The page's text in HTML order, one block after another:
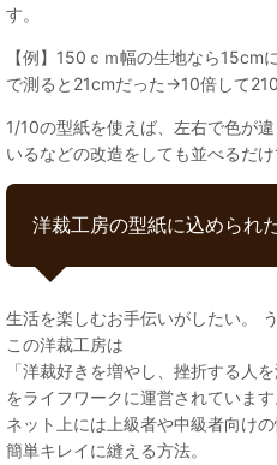
す。
【例】150ｃｍ幅の生地なら15cm
で測ると21cmだった→10倍して
1/10の型紙を使えば、左右で色が
いるなどの改造をしても並べるだけ
洋裁工房の型紙に込められ
生活を楽しむお手伝いがしたい。
この洋裁工房は
「洋裁好きを増やし、挫折する人を
をライフワークに運営されています
ネット上には上級者や中級者向けの
簡単キレイに縫える方法。